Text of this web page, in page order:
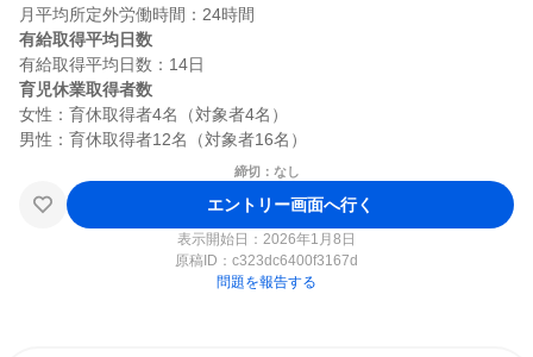
有給取得平均日数
育児休業取得者数
女性：育休取得者4名（対象者4名）
締切：なし
エントリー画面へ行く
表示開始日：2026年1月8日
原稿ID： c323dc6400f3167d
問題を報告する